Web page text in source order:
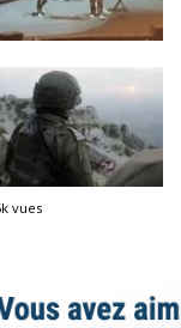
vues